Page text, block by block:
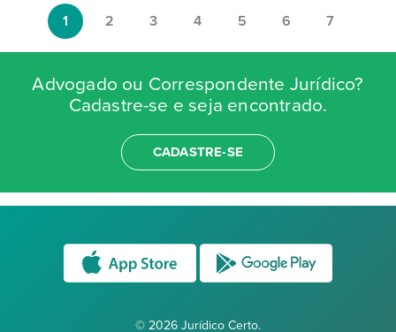
1 2 3 4 5 6 7
Advogado ou Correspondente Jurídico?
Cadastre-se e seja encontrado.
CADASTRE-SE
© 2026 Jurídico Certo.